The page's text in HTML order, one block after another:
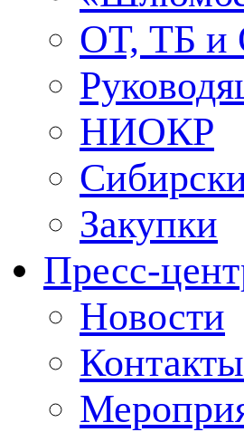
ОТ, ТБ
НИОКР
Закупки
Пресс-
Новости